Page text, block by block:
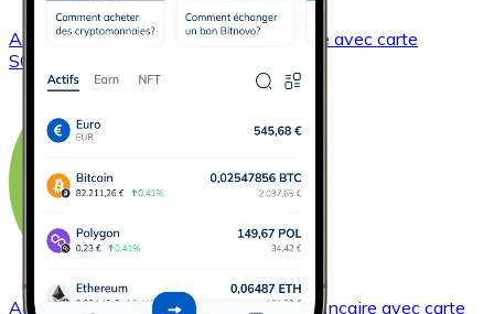
AcheterSolanaavec virement bancaire avec carte
SOL
AcheterBitcoin Cash avec virement bancaire avec carte